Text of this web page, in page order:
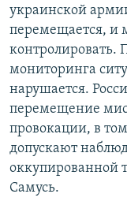
украинской
перемещается, и
контролировать.
мониторинга
нарушается.
перемещение
провокации, в
допускают
оккупированной
Самусь.